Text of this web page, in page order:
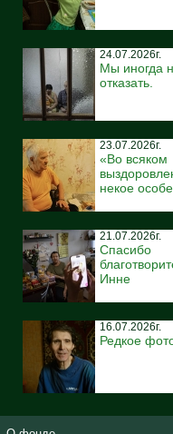
24.07.2026г.
Мы иногда
отказать.
23.07.2026г.
«Во всяком
некое
21.07.2026г.
Спасибо
Инне
16.07.2026г.
Редкое